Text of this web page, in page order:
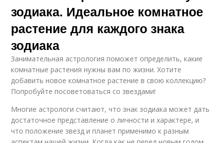
зодиака. Идеальное комнатное
растение для каждого знака
зодиака
Занимательная астрология поможет определить, какие
комнатные растения нужны вам по жизни. Хотите
добавить новое комнатное растение в свою коллекцию?
Попробуйте посоветоваться со звездами!
Многие астрологи считают, что знак зодиака может дать
достаточное представление о личности и характере, и
что положение звезд и планет применимо к разным